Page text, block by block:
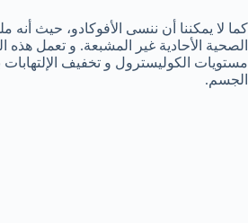
كما لا يمكننا أن ننسى الأفوكادو، حيث أنه
الصحية الأحادية غير المشبعة. و تعمل
مستويات الكوليسترول و تخفيف
الجسم.